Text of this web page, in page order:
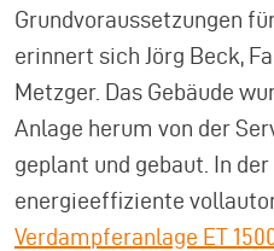
Grundvoraussetzungen
erinnert sich Jörg Beck,
Metzger. Das Gebäude
Anlage herum von der
geplant und gebaut. In
energieeffiziente
Verdampferanlage ET